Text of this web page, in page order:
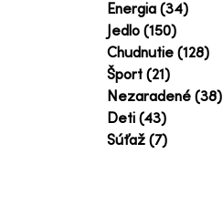
Energia (34)
Jedlo (150)
Chudnutie (128)
Šport (21)
Nezaradené (38)
Deti (43)
Súťaž (7)